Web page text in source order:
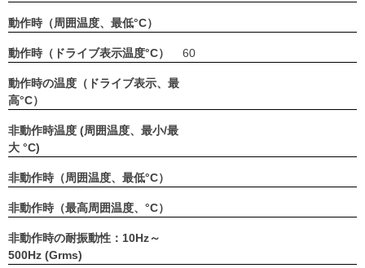
動作時（周囲温度、最低°C）
動作時（ドライブ表示温度°C） 60
動作時の温度（ドライブ表示、最
高°C）
非動作時温度 (周囲温度、最小/最
大 °C)
非動作時（周囲温度、最低°C）
非動作時（最高周囲温度、°C）
非動作時の耐振動性：10Hz～
500Hz (Grms)